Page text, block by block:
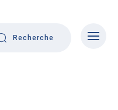
Recherche